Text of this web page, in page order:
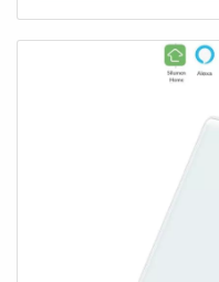
ou dans un
charge la commande
volets roulants dans
local, avec un